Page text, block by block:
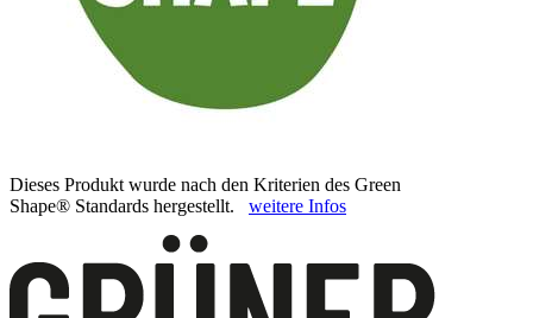
Dieses Produkt wurde nach den Kriterien des Green
Shape® Standards hergestellt. weitere Infos